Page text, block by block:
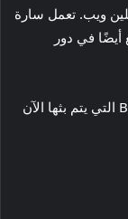
ويب. تعمل سارة
في دور
تابع جميع حلقات الموسم الأول من Black Doves التي يتم بثها الآن